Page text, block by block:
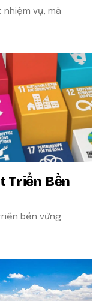
vụ, mà
Triển Bền
bền vững